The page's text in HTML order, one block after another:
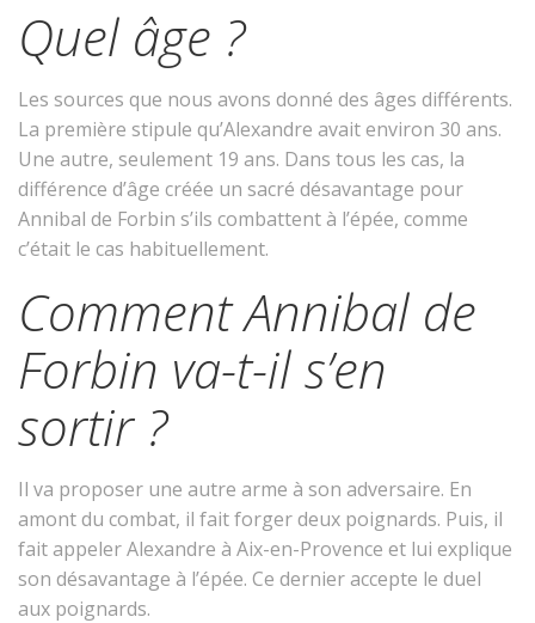
Quel âge ?
Les sources que nous avons donné des âges différents.
La première stipule qu’Alexandre avait environ 30 ans.
Une autre, seulement 19 ans. Dans tous les cas, la
différence d’âge créée un sacré désavantage pour
Annibal de Forbin s’ils combattent à l’épée, comme
c’était le cas habituellement.
Comment Annibal de
Forbin va-t-il s’en
sortir ?
Il va proposer une autre arme à son adversaire. En
amont du combat, il fait forger deux poignards. Puis, il
fait appeler Alexandre à Aix-en-Provence et lui explique
son désavantage à l’épée. Ce dernier accepte le duel
aux poignards.